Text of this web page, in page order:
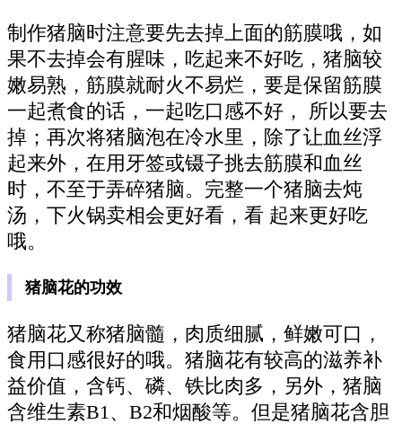
制作猪脑时注意要先去掉上面的筋膜哦，如
果不去掉会有腥味，吃起来不好吃，猪脑较
嫩易熟，筋膜就耐火不易烂，要是保留筋膜
一起煮食的话，一起吃口感不好， 所以要去
掉；再次将猪脑泡在冷水里，除了让血丝浮
起来外，在用牙签或镊子挑去筋膜和血丝
时，不至于弄碎猪脑。完整一个猪脑去炖
汤，下火锅卖相会更好看，看 起来更好吃
哦。
猪脑花的功效
猪脑花又称猪脑髓，肉质细腻，鲜嫩可口，
食用口感很好的哦。猪脑花有较高的滋养补
益价值，含钙、磷、铁比肉多，另外，猪脑
含维生素B1、B2和烟酸等。但是猪脑花含胆